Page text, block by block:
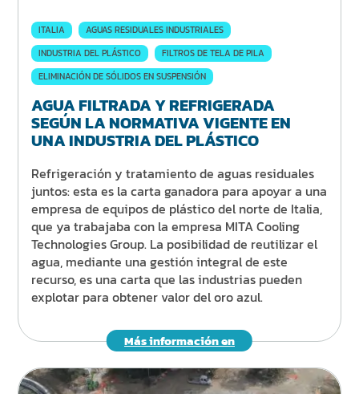
ITALIA
AGUAS RESIDUALES INDUSTRIALES
INDUSTRIA DEL PLÁSTICO
FILTROS DE TELA DE PILA
ELIMINACIÓN DE SÓLIDOS EN SUSPENSIÓN
AGUA FILTRADA Y REFRIGERADA
SEGÚN LA NORMATIVA VIGENTE EN
UNA INDUSTRIA DEL PLÁSTICO
Refrigeración y tratamiento de aguas residuales
juntos: esta es la carta ganadora para apoyar a una
empresa de equipos de plástico del norte de Italia,
que ya trabajaba con la empresa MITA Cooling
Technologies Group. La posibilidad de reutilizar el
agua, mediante una gestión integral de este
recurso, es una carta que las industrias pueden
explotar para obtener valor del oro azul.
Más información en